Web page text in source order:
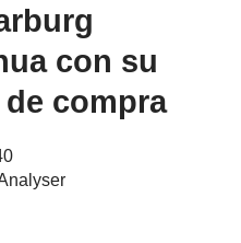
con su
compra